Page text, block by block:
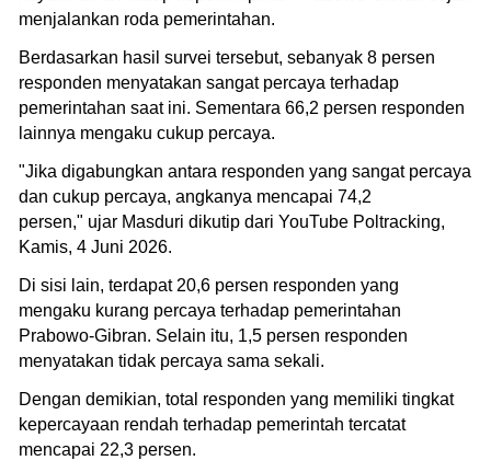
menjalankan roda pemerintahan.
Berdasarkan hasil survei tersebut, sebanyak 8 persen
responden menyatakan sangat percaya terhadap
pemerintahan saat ini. Sementara 66,2 persen responden
lainnya mengaku cukup percaya.
"Jika digabungkan antara responden yang sangat percaya
dan cukup percaya, angkanya mencapai 74,2
persen," ujar Masduri dikutip dari YouTube Poltracking,
Kamis, 4 Juni 2026.
Di sisi lain, terdapat 20,6 persen responden yang
mengaku kurang percaya terhadap pemerintahan
Prabowo-Gibran. Selain itu, 1,5 persen responden
menyatakan tidak percaya sama sekali.
Dengan demikian, total responden yang memiliki tingkat
kepercayaan rendah terhadap pemerintah tercatat
mencapai 22,3 persen.